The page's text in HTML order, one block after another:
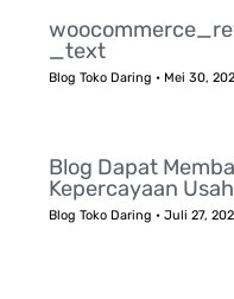
_text
Blog Toko Daring • Mei 30,
Blog Dapat
Kepercayaan
Blog Toko Daring •Juli 27,